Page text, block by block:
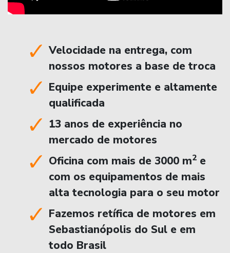
Velocidade na entrega, com
nossos motores a base de troca
Equipe experimente e altamente
qualificada
13 anos de experiência no
mercado de motores
Oficina com mais de 3000 m2 e
com os equipamentos de mais
alta tecnologia para o seu motor
Fazemos retífica de motores em
Sebastianópolis do Sul e em
todo Brasil